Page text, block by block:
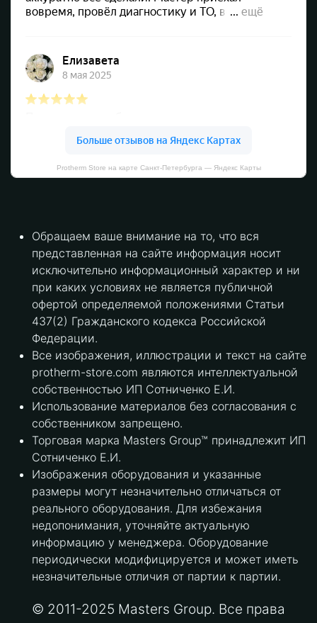
Protherm Store на карте Санкт‑Петербурга — Яндекс Карты
Обращаем ваше внимание на то, что вся
представленная на сайте информация носит
исключительно информационный характер и ни
при каких условиях не является публичной
офертой определяемой положениями Статьи
437(2) Гражданского кодекса Российской
Федерации.
Все изображения, иллюстрации и текст на сайте
protherm-store.com являются интеллектуальной
собственностью ИП Сотниченко Е.И.
Использование материалов без согласования с
собственником запрещено.
Торговая марка Masters Group™ принадлежит ИП
Сотниченко Е.И.
Изображения оборудования и указанные
размеры могут незначительно отличаться от
реального оборудования. Для избежания
недопонимания, уточняйте актуальную
информацию у менеджера. Оборудование
периодически модифицируется и может иметь
незначительные отличия от партии к партии.
© 2011-2025 Masters Group. Все права